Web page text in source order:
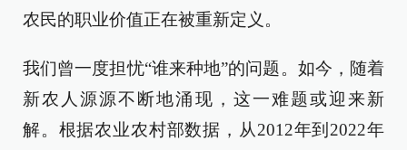
农民的职业价值正在被重新定义。
我们曾一度担忧“谁来种地”的问题。如今，随着
新农人源源不断地涌现，这一难题或迎来新
解。根据农业农村部数据，从2012年到2022年